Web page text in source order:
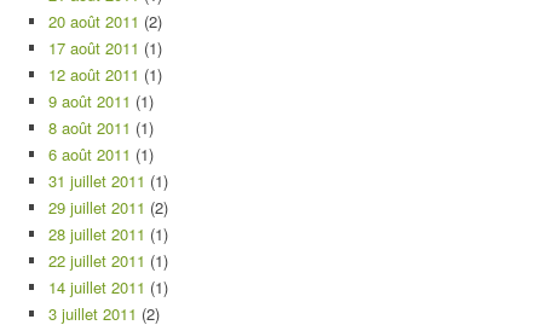
20 août 2011 (2)
17 août 2011 (1)
12 août 2011 (1)
9 août 2011 (1)
8 août 2011 (1)
6 août 2011 (1)
31 juillet 2011 (1)
29 juillet 2011 (2)
28 juillet 2011 (1)
22 juillet 2011 (1)
14 juillet 2011 (1)
3 juillet 2011 (2)